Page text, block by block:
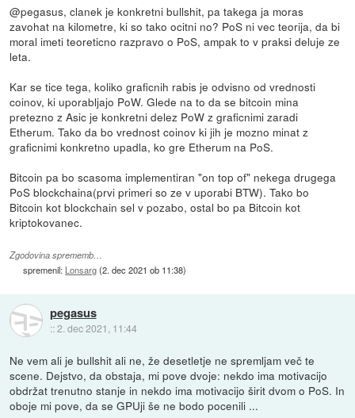
@pegasus, clanek je konkretni bullshit, pa takega ja moras
zavohat na kilometre, ki so tako ocitni no? PoS ni vec teorija, da bi
moral imeti teoreticno razpravo o PoS, ampak to v praksi deluje ze
leta.
Kar se tice tega, koliko graficnih rabis je odvisno od vrednosti
coinov, ki uporabljajo PoW. Glede na to da se bitcoin mina
pretezno z Asic je konkretni delez PoW z graficnimi zaradi
Etherum. Tako da bo vrednost coinov ki jih je mozno minat z
graficnimi konkretno upadla, ko gre Etherum na PoS.
Bitcoin pa bo scasoma implementiran "on top of" nekega drugega
PoS blockchaina(prvi primeri so ze v uporabi BTW). Tako bo
Bitcoin kot blockchain sel v pozabo, ostal bo pa Bitcoin kot
kriptokovanec.
Zgodovina sprememb…
spremenil: Lonsarg(2. dec 2021 ob 11:38)
pegasus
::2. dec 2021, 11:44
Ne vem ali je bullshit ali ne, že desetletje ne spremljam več te
scene. Dejstvo, da obstaja, mi pove dvoje: nekdo ima motivacijo
obdržat trenutno stanje in nekdo ima motivacijo širit dvom o PoS. In
oboje mi pove, da se GPUji še ne bodo pocenili ...